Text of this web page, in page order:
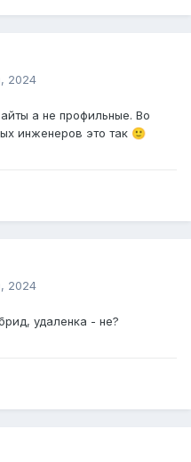
2024
а не профильные. Во
инженеров это так 🙂
2024
удаленка - не?